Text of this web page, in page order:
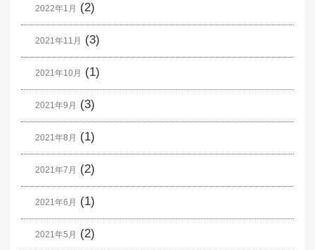
2022年1月 (2)
2021年11月 (3)
2021年10月 (1)
2021年9月 (3)
2021年8月 (1)
2021年7月 (2)
2021年6月 (1)
2021年5月 (2)